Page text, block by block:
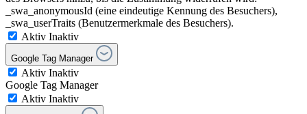
_swa_anonymousId (eine eindeutige Kennung des Besuchers),
_swa_userTraits (Benutzermerkmale des Besuchers).
Aktiv Inaktiv
Google Tag Manager
Aktiv Inaktiv
Google Tag Manager
Aktiv Inaktiv